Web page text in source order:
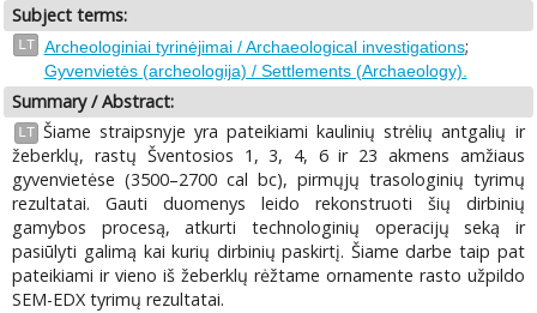
Subject terms:
LT Archeologiniai tyrinėjimai / Archaeological investigations;
Gyvenvietės (archeologija) / Settlements (Archaeology).
Summary / Abstract:
LT Šiame straipsnyje yra pateikiami kaulinių strėlių antgalių ir
žeberklų, rastų Šventosios 1, 3, 4, 6 ir 23 akmens amžiaus
gyvenvietėse (3500–2700 cal bc), pirmųjų trasologinių tyrimų
rezultatai. Gauti duomenys leido rekonstruoti šių dirbinių
gamybos procesą, atkurti technologinių operacijų seką ir
pasiūlyti galimą kai kurių dirbinių paskirtį. Šiame darbe taip pat
pateikiami ir vieno iš žeberklų rėžtame ornamente rasto užpildo
SEM-EDX tyrimų rezultatai.